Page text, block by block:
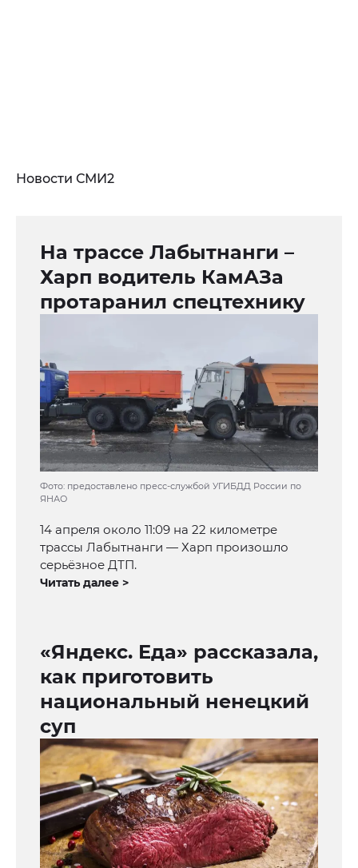
Новости СМИ2
На трассе Лабытнанги –
Харп водитель КамАЗа
протаранил спецтехнику
Фото: предоставлено пресс-службой УГИБДД России по
ЯНАО
14 апреля около 11:09 на 22 километре
трассы Лабытнанги — Харп произошло
серьёзное ДТП.
Читать далее >
«Яндекс. Еда» рассказала,
как приготовить
национальный ненецкий
суп